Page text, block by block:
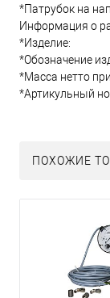
*Патрубок на
Информация о
*Изделие:
*Обозначение
*Масса нетто
*Артикульный
ПОХОЖИЕ